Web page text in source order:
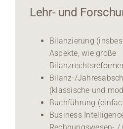
Lehr- und
Bilanzierung
Aspekte, wie große
Bilanz-/
(klassische und
Buchführung
Business
Rechnungswesen- /